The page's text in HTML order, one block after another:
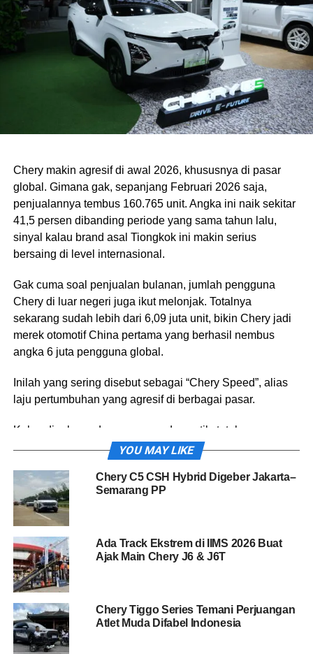
Chery makin agresif di awal 2026, khususnya di pasar
global. Gimana gak, sepanjang Februari 2026 saja,
penjualannya tembus 160.765 unit. Angka ini naik sekitar
41,5 persen dibanding periode yang sama tahun lalu,
sinyal kalau brand asal Tiongkok ini makin serius
bersaing di level internasional.
Gak cuma soal penjualan bulanan, jumlah pengguna
Chery di luar negeri juga ikut melonjak. Totalnya
sekarang sudah lebih dari 6,09 juta unit, bikin Chery jadi
merek otomotif China pertama yang berhasil nembus
angka 6 juta pengguna global.
Inilah yang sering disebut sebagai “Chery Speed”, alias
laju pertumbuhan yang agresif di berbagai pasar.
Kalau digabung dengan pasar domestik, total pengguna
Chery di seluruh dunia sekarang sudah lebih dari 18,89
juta. Dari sisi ekspor juga gak kalah konsisten.
Selama 10 bulan berturut-turut, pengiriman unitnya selalu
tembus di atas 100.000 unit per bulan. Artinya, produk
mereka makin diterima dan dipercaya di banyak negara.
YOU MAY LIKE
Chery C5 CSH Hybrid Digeber Jakarta–
Semarang PP
Ada Track Ekstrem di IIMS 2026 Buat
Ajak Main Chery J6 & J6T
Chery Tiggo Series Temani Perjuangan
Atlet Muda Difabel Indonesia